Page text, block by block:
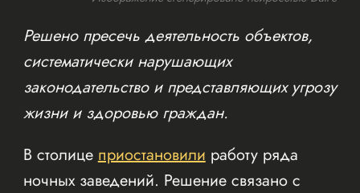
Решено пресечь деятельность объектов,
систематически нарушающих
законодательство и представляющих угрозу
жизни и здоровью граждан.
В столице приостановили работу ряда
ночных заведений. Решение связано с